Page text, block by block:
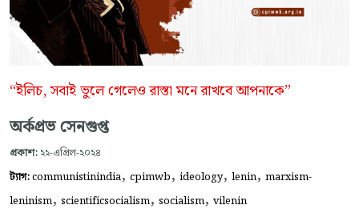
“ইলিচ, সবাই ভুলে গেলেও রাস্তা মনে রাখবে আপনাকে”
অর্কপ্রভ সেনগুপ্ত
প্রকাশ: ২২-এপ্রিল-২০২৪
ট্যাগ:communistinindia, cpimwb, ideology, lenin, marxism-
leninism, scientificsocialism, socialism, vilenin